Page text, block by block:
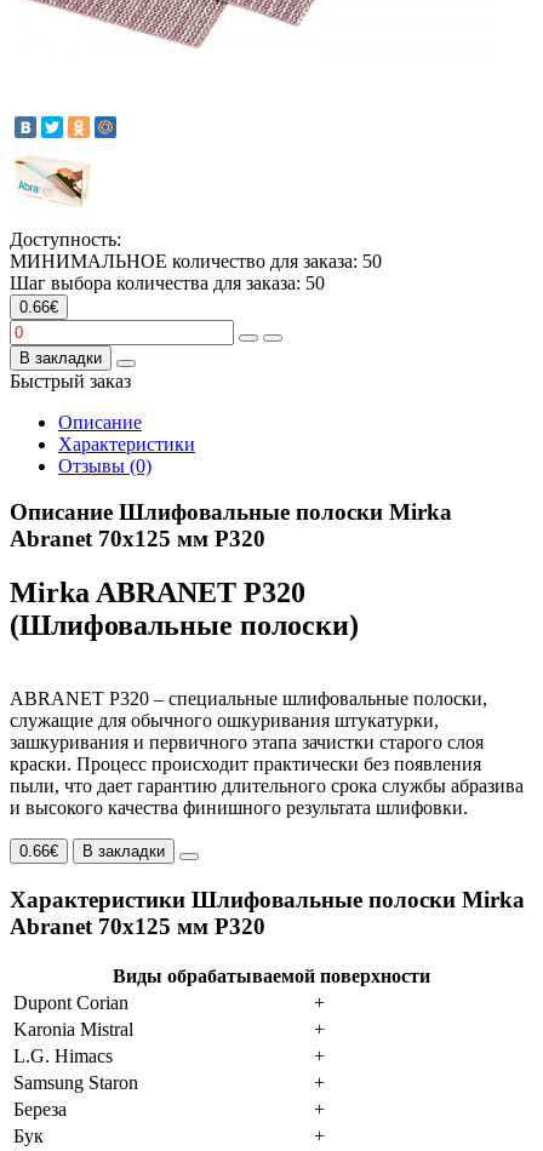
Доступность:
МИНИМАЛЬНОЕ количество для заказа: 50
Шаг выбора количества для заказа: 50
0.66€
В закладки
Быстрый заказ
Описание
Характеристики
Отзывы (0)
Описание Шлифовальные полоски Mirka
Abranet 70х125 мм P320
Mirka ABRANET P320
(Шлифовальные полоски)
ABRANET P320 – специальные шлифовальные полоски,
служащие для обычного ошкуривания штукатурки,
зашкуривания и первичного этапа зачистки старого слоя
краски. Процесс происходит практически без появления
пыли, что дает гарантию длительного срока службы абразива
и высокого качества финишного результата шлифовки.
0.66€ В закладки
Характеристики Шлифовальные полоски Mirka
Abranet 70х125 мм P320
Виды обрабатываемой поверхности
Dupont Corian
+
Karonia Mistral
+
L.G. Himacs
+
Samsung Staron
+
Береза
+
Бук
+